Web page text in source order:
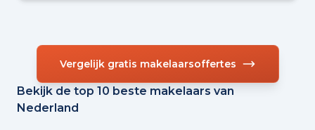
Vergelijk gratis makelaarsoffertes
Bekijk de top 10 beste makelaars van
Nederland